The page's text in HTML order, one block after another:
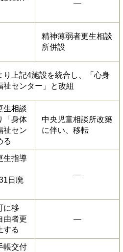
―
精神薄弱者更生相談
所併設
り上記4施設を統合し、「心身
祉センター」と改組
生相談
「身体
祉セン
る
中央児童相談所改築
に伴い、移転
生指導
日廃
―
に移
由者更
する
―
帳交付